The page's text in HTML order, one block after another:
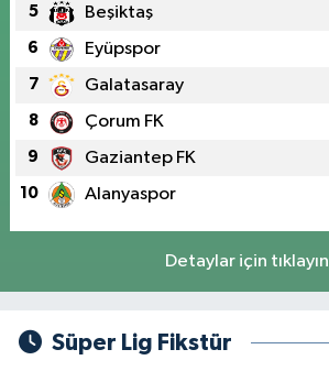
5 Beşiktaş
6 Eyüpspor
7 Galatasaray
8 Çorum FK
9 Gaziantep FK
10 Alanyaspor
Detaylar için tıklayın
Süper Lig Fikstür